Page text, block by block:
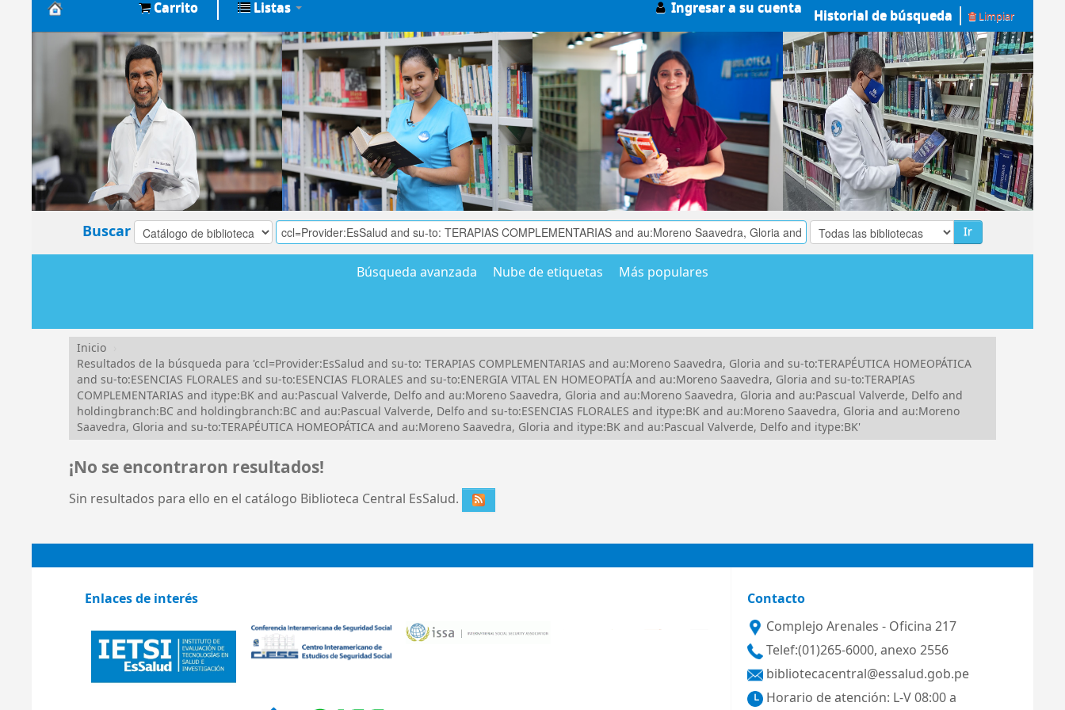
Biblioteca
Central
EsSalud
Carrito Listas Ingresar a su cuenta Historial de búsqueda Limpiar
Buscar Ir
Búsqueda avanzada Nube de etiquetas Más populares
Inicio
Resultados de la búsqueda para 'ccl=Provider:EsSalud and su-to: TERAPIAS COMPLEMENTARIAS and au:Moreno Saavedra, Gloria and su-to:TERAPÉUTICA HOMEOPÁTICA
and su-to:ESENCIAS FLORALES and su-to:ESENCIAS FLORALES and su-to:ENERGIA VITAL EN HOMEOPATÍA and au:Moreno Saavedra, Gloria and su-to:TERAPIAS
COMPLEMENTARIAS and itype:BK and au:Pascual Valverde, Delfo and au:Moreno Saavedra, Gloria and au:Moreno Saavedra, Gloria and au:Pascual Valverde, Delfo and
holdingbranch:BC and holdingbranch:BC and au:Pascual Valverde, Delfo and su-to:ESENCIAS FLORALES and itype:BK and au:Moreno Saavedra, Gloria and au:Moreno
Saavedra, Gloria and su-to:TERAPÉUTICA HOMEOPÁTICA and au:Moreno Saavedra, Gloria and itype:BK and au:Pascual Valverde, Delfo and itype:BK'
¡No se encontraron resultados!
Sin resultados para ello en el catálogo Biblioteca Central EsSalud.
Enlaces de interés
Contacto
Complejo Arenales - Oficina 217
Telef:(01)265-6000, anexo 2556
bibliotecacentral@essalud.gob.pe
Horario de atención: L-V 08:00 a